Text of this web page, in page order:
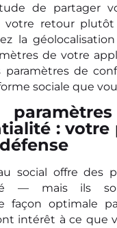
de partager
votre retour plutôt
la
de votre
paramètres de
sociale que
: votre
social offre des
— mais ils
façon optimale
intérêt à ce que